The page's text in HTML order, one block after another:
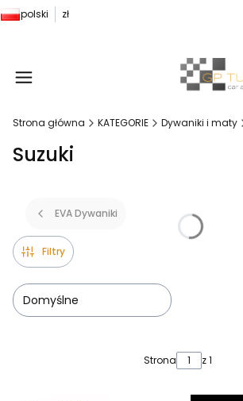
polski zł
Strona główna KATEGORIE Dywaniki i maty
Suzuki
EVA Dywaniki
Filtry
Domyślne
Strona z 1